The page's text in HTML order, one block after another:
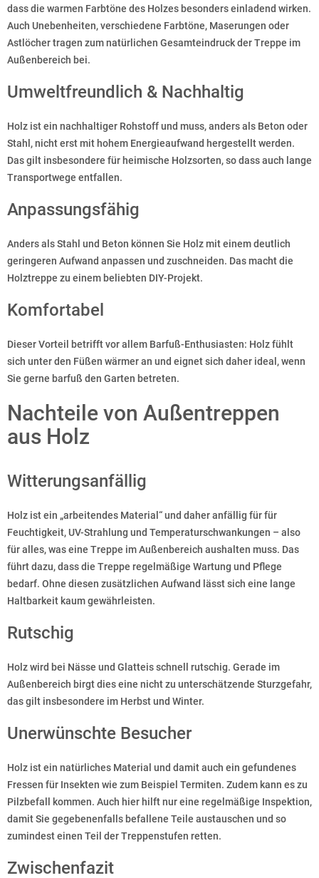
dass die warmen Farbtöne des Holzes besonders einladend wirken.
Auch Unebenheiten, verschiedene Farbtöne, Maserungen oder
Astlöcher tragen zum natürlichen Gesamteindruck der Treppe im
Außenbereich bei.
Umweltfreundlich & Nachhaltig
Holz ist ein nachhaltiger Rohstoff und muss, anders als Beton oder
Stahl, nicht erst mit hohem Energieaufwand hergestellt werden.
Das gilt insbesondere für heimische Holzsorten, so dass auch lange
Transportwege entfallen.
Anpassungsfähig
Anders als Stahl und Beton können Sie Holz mit einem deutlich
geringeren Aufwand anpassen und zuschneiden. Das macht die
Holztreppe zu einem beliebten DIY-Projekt.
Komfortabel
Dieser Vorteil betrifft vor allem Barfuß-Enthusiasten: Holz fühlt
sich unter den Füßen wärmer an und eignet sich daher ideal, wenn
Sie gerne barfuß den Garten betreten.
Nachteile von Außentreppen
aus Holz
Witterungsanfällig
Holz ist ein „arbeitendes Material“ und daher anfällig für für
Feuchtigkeit, UV-Strahlung und Temperaturschwankungen – also
für alles, was eine Treppe im Außenbereich aushalten muss. Das
führt dazu, dass die Treppe regelmäßige Wartung und Pflege
bedarf. Ohne diesen zusätzlichen Aufwand lässt sich eine lange
Haltbarkeit kaum gewährleisten.
Rutschig
Holz wird bei Nässe und Glatteis schnell rutschig. Gerade im
Außenbereich birgt dies eine nicht zu unterschätzende Sturzgefahr,
das gilt insbesondere im Herbst und Winter.
Unerwünschte Besucher
Holz ist ein natürliches Material und damit auch ein gefundenes
Fressen für Insekten wie zum Beispiel Termiten. Zudem kann es zu
Pilzbefall kommen. Auch hier hilft nur eine regelmäßige Inspektion,
damit Sie gegebenenfalls befallene Teile austauschen und so
zumindest einen Teil der Treppenstufen retten.
Zwischenfazit